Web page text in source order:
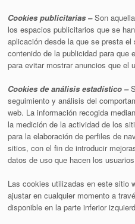
Cookies publicitarias –Son
los espacios publicitarios que se
aplicación desde la que se presta
contenido de la publicidad para que
para evitar mostrar anuncios que el
Cookies de análisis estadístico –
seguimiento y análisis del
web. La información recogida
la medición de la actividad de los
para la elaboración de perfiles de
sitios, con el fin de introducir
datos de uso que hacen los
Las cookies utilizadas en este sitio
ajustar en cualquier momento a
disponible en la parte inferior